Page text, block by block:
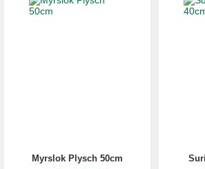
Myrslok Plysch 50cm